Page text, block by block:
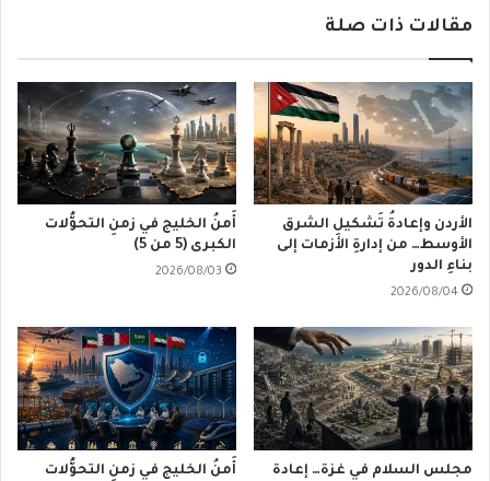
مقالات ذات صلة
الأردن وإعادةُ تَشكيلِ الشرق
الأوسط… من إدارةِ الأزمات إلى
بناءِ الدور
2026/08/04
أَمنُ الخليج في زمنِ التحوُّلات
الكبرى (5 من 5)
2026/08/03
مجلس السلام في غزة… إعادة
أَمنُ الخليج في زمنِ التحوُّلات